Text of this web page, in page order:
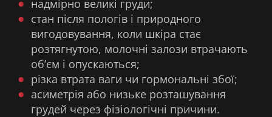
надмірно великі груди;
стан після пологів і природного
вигодовування, коли шкіра стає
розтягнутою, молочні залози втрачають
об’єм і опускаються;
різка втрата ваги чи гормональні збої;
асиметрія або низьке розташування
грудей через фізіологічні причини.